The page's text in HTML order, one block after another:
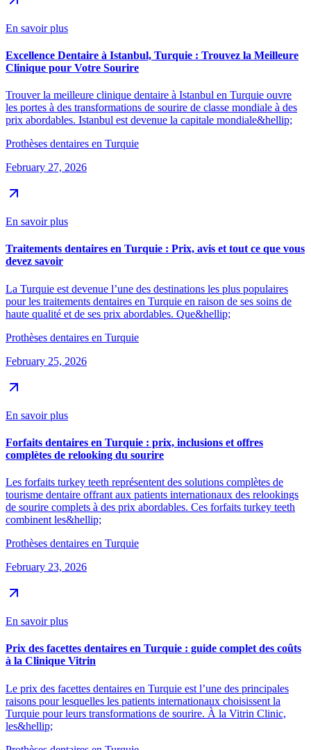
En savoir plus
Excellence Dentaire à Istanbul, Turquie : Trouvez la Meilleure
Clinique pour Votre Sourire
Trouver la meilleure clinique dentaire à Istanbul en Turquie ouvre
les portes à des transformations de sourire de classe mondiale à des
prix abordables. Istanbul est devenue la capitale mondiale&hellip;
Prothèses dentaires en Turquie
February 27, 2026
En savoir plus
Traitements dentaires en Turquie : Prix, avis et tout ce que vous
devez savoir
La Turquie est devenue l’une des destinations les plus populaires
pour les traitements dentaires en Turquie en raison de ses soins de
haute qualité et de ses prix abordables. Que&hellip;
Prothèses dentaires en Turquie
February 25, 2026
En savoir plus
Forfaits dentaires en Turquie : prix, inclusions et offres
complètes de relooking du sourire
Les forfaits turkey teeth représentent des solutions complètes de
tourisme dentaire offrant aux patients internationaux des relookings
de sourire complets à des prix abordables. Ces forfaits turkey teeth
combinent les&hellip;
Prothèses dentaires en Turquie
February 23, 2026
En savoir plus
Prix des facettes dentaires en Turquie : guide complet des coûts
à la Clinique Vitrin
Le prix des facettes dentaires en Turquie est l’une des principales
raisons pour lesquelles les patients internationaux choisissent la
Turquie pour leurs transformations de sourire. À la Vitrin Clinic,
les&hellip;